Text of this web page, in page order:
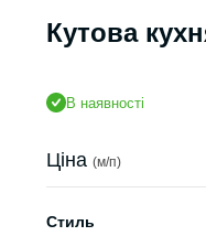
Кутова
В наявності
Ціна (м/п)
Стиль